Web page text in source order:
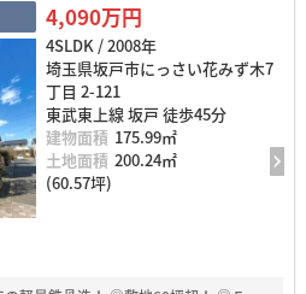
4,090万円
4SLDK / 2008年
埼玉県坂戸市にっさい花みず木7
丁目 2-121
東武東上線 坂戸 徒歩45分
建物面積 175.99㎡
土地面積 200.24㎡
(60.57坪)